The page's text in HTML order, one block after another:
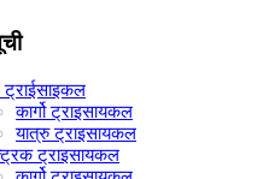
ट्राईसाइकल
कार्गो ट्राइसायकल
यात्रु ट्राइसायकल
ट्राइसायकल